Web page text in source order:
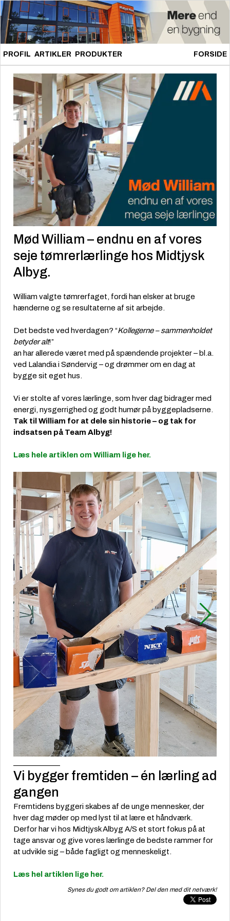
PROFIL ARTIKLER PRODUKTER FORSIDE
Mød William – endnu en af vores
seje tømrerlærlinge hos Midtjysk
Albyg.
William valgte tømrerfaget, fordi han elsker at bruge
hænderne og se resultaterne af sit arbejde.
Det bedste ved hverdagen? “Kollegerne – sammenholdet
betyder alt!”
an har allerede været med på spændende projekter – bl.a.
ved Lalandia i Søndervig – og drømmer om en dag at
bygge sit eget hus.
Vi er stolte af vores lærlinge, som hver dag bidrager med
energi, nysgerrighed og godt humør på byggepladserne.
Tak til William for at dele sin historie – og tak for
indsatsen på Team Albyg!
Læs hele artiklen om William lige her.
Vi bygger fremtiden – én lærling ad
gangen
Fremtidens byggeri skabes af de unge mennesker, der
hver dag møder op med lyst til at lære et håndværk.
Derfor har vi hos Midtjysk Albyg A/S et stort fokus på at
tage ansvar og give vores lærlinge de bedste rammer for
at udvikle sig – både fagligt og menneskeligt.
Læs hel artiklen lige her.
Synes du godt om artiklen? Del den med dit netværk!